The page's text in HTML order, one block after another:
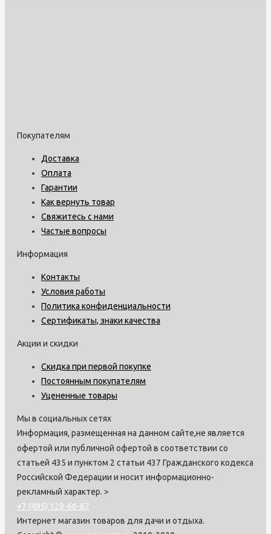
Покупателям
Доставка
Оплата
Гарантии
Как вернуть товар
Свяжитесь с нами
Частые вопросы
Информация
Контакты
Условия работы
Политика конфиденциальности
Сертификаты, знаки качества
Акции и скидки
Скидка при первой покупке
Постоянным покупателям
Уцененные товары
Мы в социальных сетях
Информация, размещенная на данном сайте,не является
офертой или публичной офертой в соответствии со
статьей 435 и пунктом 2 статьи 437 Гражданского кодекса
Российской Федерации и носит информационно-
рекламный характер. >
+7 (495) 128-66-67
Интернет магазин товаров для дачи и отдыха.